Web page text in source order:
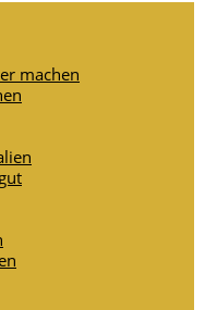
machen